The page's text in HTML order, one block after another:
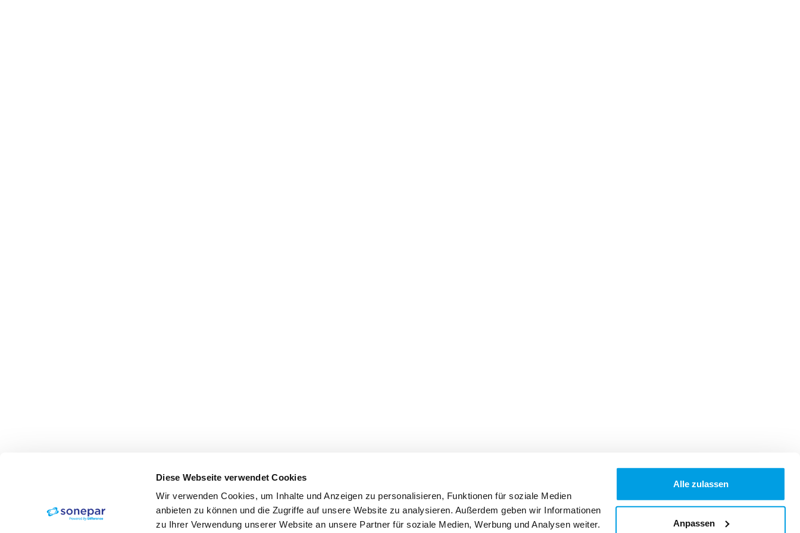
Diese Webseite verwendet Cookies
Wir verwenden Cookies, um Inhalte und Anzeigen zu personalisieren, Funktionen für soziale Medien
anbieten zu können und die Zugriffe auf unsere Website zu analysieren. Außerdem geben wir Informationen
zu Ihrer Verwendung unserer Website an unsere Partner für soziale Medien, Werbung und Analysen weiter.
Alle zulassen
Anpassen